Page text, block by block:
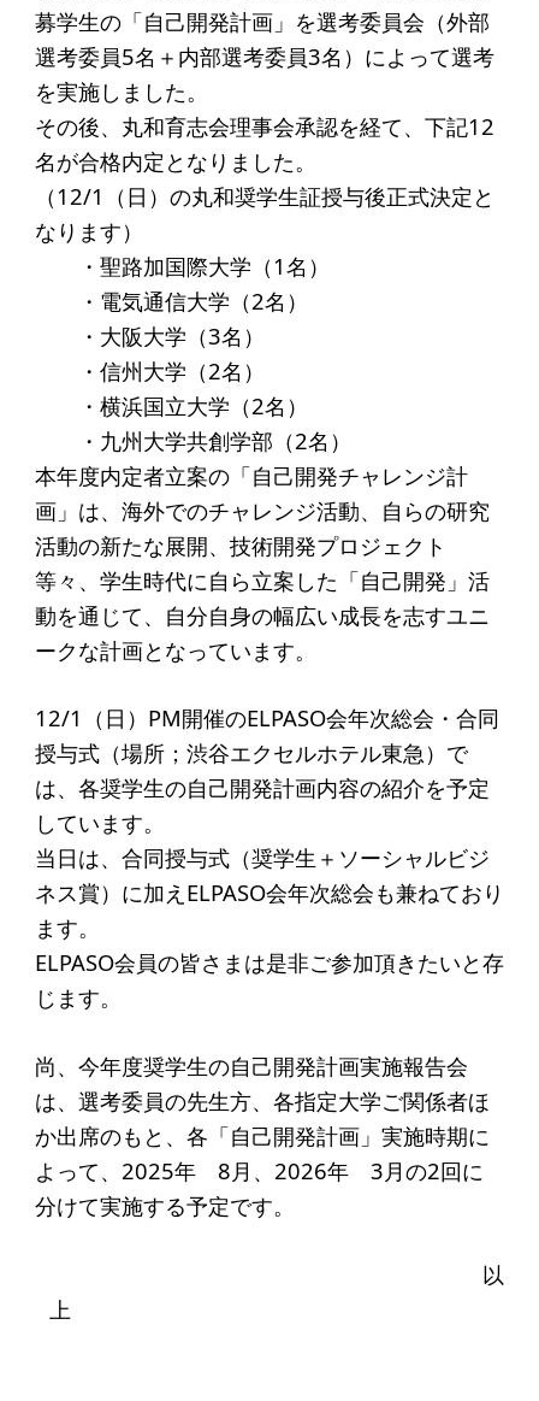
理念
沿革
組織
事業内容
年間スケジュール
定款
個人情報保護方針
アクセス
給付型奨学金
事業方針
募集要項
給付型奨学金とは
ソーシャルビジネス支援
募集要項
ソーシャルビジネスとは
丸和育志会の考える
ソーシャルビジネス
受賞者一覧
ソーシャルビジネス研究会
研究会のねらい
研究会一覧
ELPASO会
会員限定ページ
募学生の「自己開発計画」を選考委員会（外部
選考委員5名＋内部選考委員3名）によって選考
を実施しました。
その後、丸和育志会理事会承認を経て、下記12
名が合格内定となりました。
（12/1（日）の丸和奨学生証授与後正式決定と
なります）
・聖路加国際大学（1名）
・電気通信大学（2名）
・大阪大学（3名）
・信州大学（2名）
・横浜国立大学（2名）
・九州大学共創学部（2名）
本年度内定者立案の「自己開発チャレンジ計
画」は、海外でのチャレンジ活動、自らの研究
活動の新たな展開、技術開発プロジェクト
等々、学生時代に自ら立案した「自己開発」活
動を通じて、自分自身の幅広い成長を志すユニ
ークな計画となっています。
12/1（日）PM開催のELPASO会年次総会・合同
授与式（場所；渋谷エクセルホテル東急）で
は、各奨学生の自己開発計画内容の紹介を予定
しています。
当日は、合同授与式（奨学生＋ソーシャルビジ
ネス賞）に加えELPASO会年次総会も兼ねており
ます。
ELPASO会員の皆さまは是非ご参加頂きたいと存
じます。
尚、今年度奨学生の自己開発計画実施報告会
は、選考委員の先生方、各指定大学ご関係者ほ
か出席のもと、各「自己開発計画」実施時期に
よって、2025年 8月、2026年 3月の2回に
分けて実施する予定です。
以
上